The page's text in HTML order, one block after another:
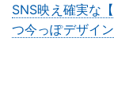
SNS映え確実な
つ今っぽデザイン